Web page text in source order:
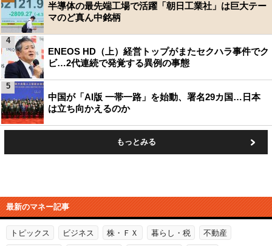
半導体の最先端工場で活躍「朝日工業社」は巨大テー
マのど真ん中銘柄
ENEOS HD（上）経営トップがまたセクハラ事件でク
ビ…2代連続で発覚する異例の事態
4
中国が「AI版 一帯一路」を始動、署名29カ国…日本
は立ち向かえるのか
5
もっとみる
最新のマネー記事
トピックス ビジネス 株・ＦＸ 暮らし・税 不動産